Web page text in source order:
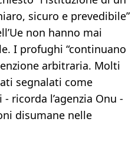
sicuro e prevedibile”
non hanno mai
I profughi “continuano
arbitraria. Molti
segnalati come
ricorda l’agenzia Onu -
disumane nelle